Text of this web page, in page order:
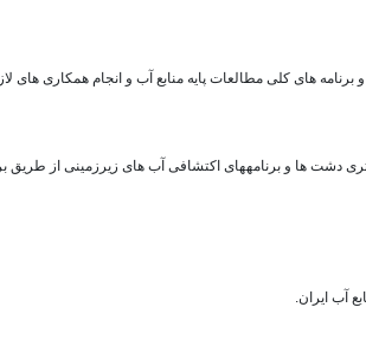
های کلی مطالعات پایه منابع آب و انجام همکاری های
دشت ها و برنامه­های اکتشافی آب های زیرزمینی از طریق
آب ایران.